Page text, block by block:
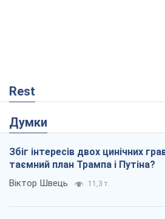
Rest
Думки
Збіг інтересів двох цинічних
таємний план Трампа і Путіна?
Віктор Швець 11,3 т.